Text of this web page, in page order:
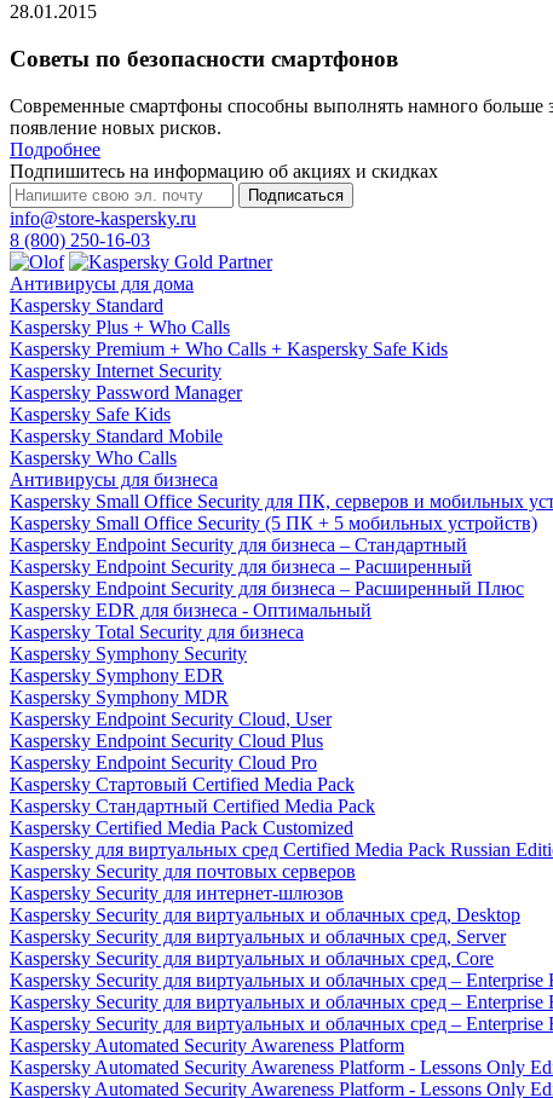
28.01.2015
Советы по безопасности смартфонов
Современные смартфоны способны выполнять намного больше
появление новых рисков.
Подробнее
Подпишитесь на информацию об акциях и скидках
Подписаться
info@store-kaspersky.ru
8 (800) 250-16-03
Антивирусы для дома
Kaspersky Standard
Kaspersky Plus + Who Calls
Kaspersky Premium + Who Calls + Kaspersky Safe Kids
Kaspersky Internet Security
Kaspersky Password Manager
Kaspersky Safe Kids
Kaspersky Standard Mobile
Kaspersky Who Calls
Антивирусы для бизнеса
Kaspersky Small Office Security для ПК, серверов и мобильных
Kaspersky Small Office Security (5 ПК + 5 мобильных устройств)
Kaspersky Endpoint Security для бизнеса – Стандартный
Kaspersky Endpoint Security для бизнеса – Расширенный
Kaspersky Endpoint Security для бизнеса – Расширенный Плюс
Kaspersky EDR для бизнеса - Оптимальный
Kaspersky Total Security для бизнеса
Kaspersky Symphony Security
Kaspersky Symphony EDR
Kaspersky Symphony MDR
Kaspersky Endpoint Security Cloud, User
Kaspersky Endpoint Security Cloud Plus
Kaspersky Endpoint Security Cloud Pro
Kaspersky Стартовый Certified Media Pack
Kaspersky Стандартный Certified Media Pack
Kaspersky Certified Media Pack Customized
Kaspersky для виртуальных сред Certified Media Pack Russian
Kaspersky Security для почтовых серверов
Kaspersky Security для интернет-шлюзов
Kaspersky Security для виртуальных и облачных сред, Desktop
Kaspersky Security для виртуальных и облачных сред, Server
Kaspersky Security для виртуальных и облачных сред, Core
Kaspersky Security для виртуальных и облачных сред – Enterprise
Kaspersky Security для виртуальных и облачных сред – Enterprise
Kaspersky Security для виртуальных и облачных сред – Enterprise
Kaspersky Automated Security Awareness Platform
Kaspersky Automated Security Awareness Platform - Lessons Only
Kaspersky Automated Security Awareness Platform - Lessons Only